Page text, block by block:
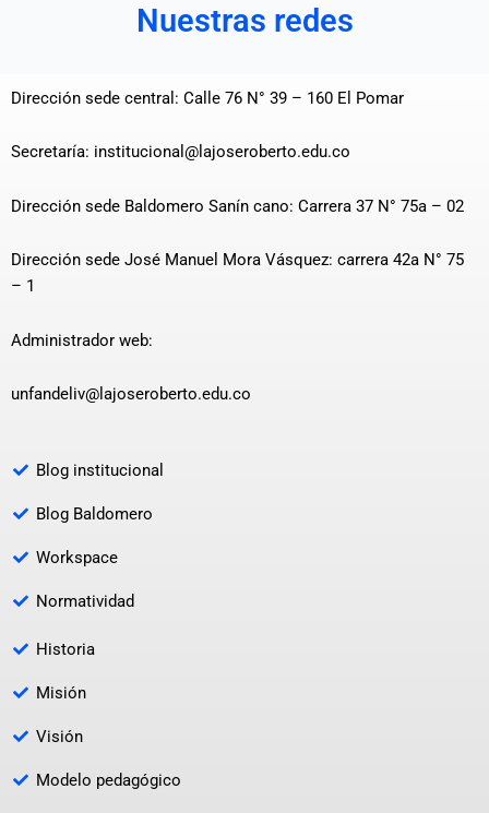
Nuestras redes
Dirección sede central: Calle 76 N° 39 – 160 El Pomar
Secretaría: institucional@lajoseroberto.edu.co
Dirección sede Baldomero Sanín cano: Carrera 37 N° 75a – 02
Dirección sede José Manuel Mora Vásquez: carrera 42a N° 75
– 1
Administrador web:
unfandeliv@lajoseroberto.edu.co
Blog institucional
Blog Baldomero
Workspace
Normatividad
Historia
Misión
Visión
Modelo pedagógico